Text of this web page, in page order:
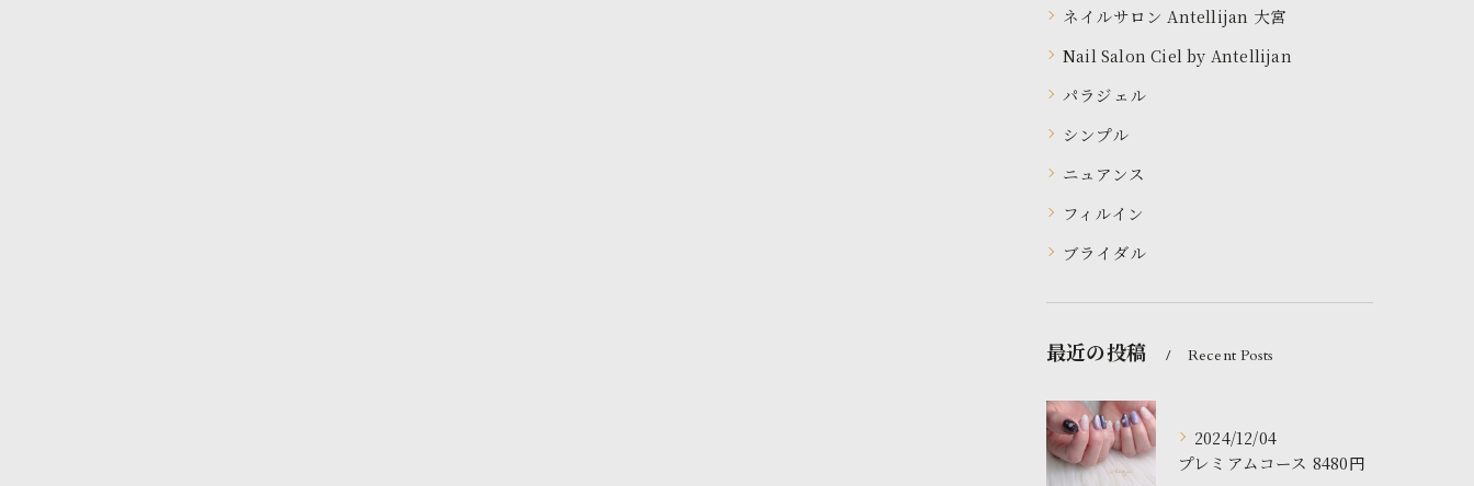
ネイルサロン Antellijan 大宮
Nail Salon Ciel by Antellijan
パラジェル
シンプル
ニュアンス
フィルイン
ブライダル
最近の投稿 Recent Posts
2024/12/04
プレミアムコース 8480円